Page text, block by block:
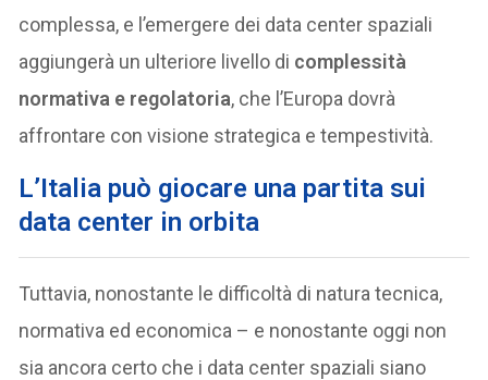
complessa, e l’emergere dei data center spaziali
aggiungerà un ulteriore livello di complessità
normativa e regolatoria, che l’Europa dovrà
affrontare con visione strategica e tempestività.
L’Italia può giocare una partita sui
data center in orbita
Tuttavia, nonostante le difficoltà di natura tecnica,
normativa ed economica – e nonostante oggi non
sia ancora certo che i data center spaziali siano